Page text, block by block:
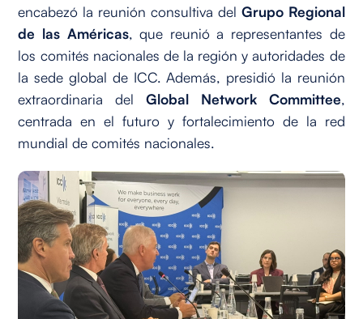
encabezó la reunión consultiva del Grupo Regional
de las Américas, que reunió a representantes de
los comités nacionales de la región y autoridades de
la sede global de ICC. Además, presidió la reunión
extraordinaria del Global Network Committee,
centrada en el futuro y fortalecimiento de la red
mundial de comités nacionales.